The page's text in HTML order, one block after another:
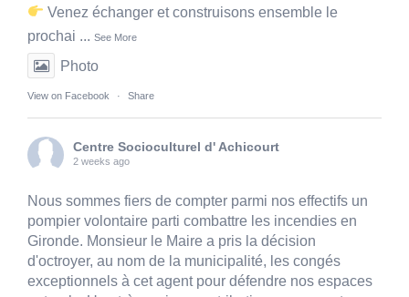
Venez échanger et construisons ensemble le
prochai ... See More
Photo
View on Facebook · Share
Centre Socioculturel d' Achicourt
2 weeks ago
Nous sommes fiers de compter parmi nos effectifs un
pompier volontaire parti combattre les incendies en
Gironde. Monsieur le Maire a pris la décision
d'octroyer, au nom de la municipalité, les congés
exceptionnels à cet agent pour défendre nos espaces